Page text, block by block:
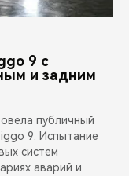
9 с
и задним
публичный
9. Испытание
систем
аварий и